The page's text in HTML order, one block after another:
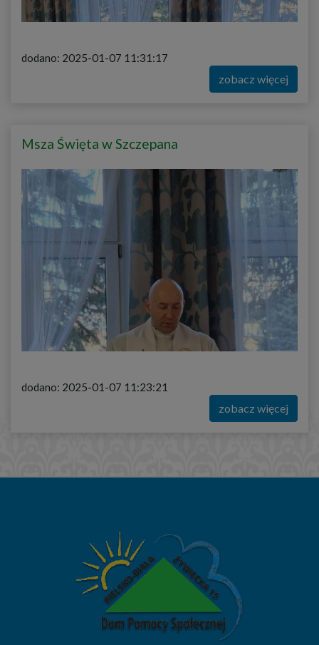
dodano: 2025-01-07 11:31:17
zobacz więcej
Msza Święta w Szczepana
dodano: 2025-01-07 11:23:21
zobacz więcej